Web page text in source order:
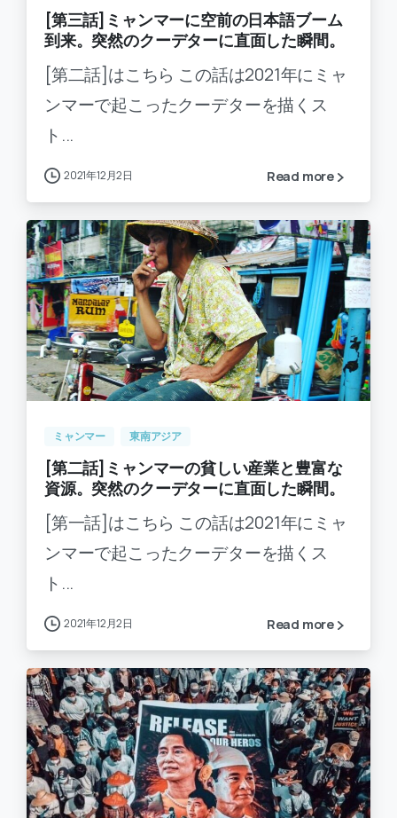
[第三話]ミャンマーに空前の日本語ブーム
到来。突然のクーデターに直面した瞬間。
[第二話]はこちら この話は2021年にミャ
ンマーで起こったクーデターを描くス
ト...
2021年12月2日 Read more
0 -
ミャンマー 東南アジア
[第二話]ミャンマーの貧しい産業と豊富な
資源。突然のクーデターに直面した瞬間。
[第一話]はこちら この話は2021年にミャ
ンマーで起こったクーデターを描くス
ト...
2021年12月2日 Read more
0 -